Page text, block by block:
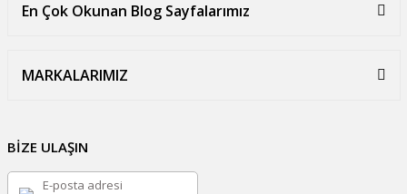
En Çok Okunan Blog Sayfalarımız
MARKALARIMIZ
BİZE ULAŞIN
E-posta adresi